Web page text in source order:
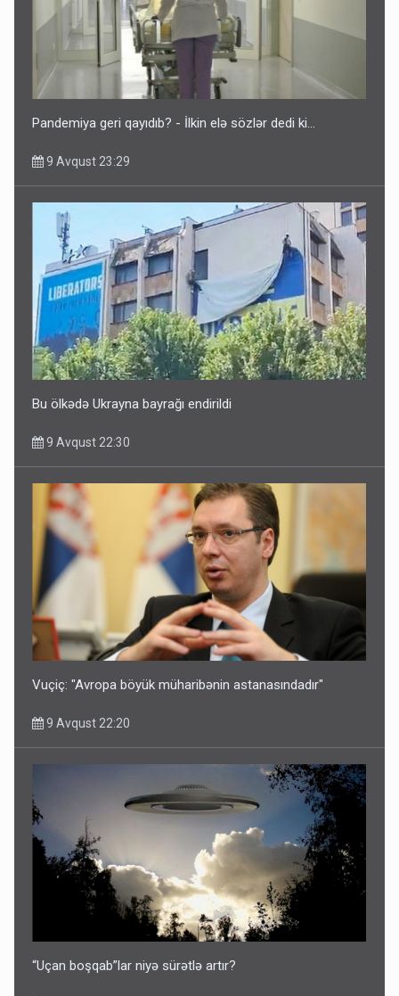
Pandemiya geri qayıdıb? - İlkin elə sözlər dedi ki...
9 Avqust 23:29
Bu ölkədə Ukrayna bayrağı endirildi
9 Avqust 22:30
Vuçiç: "Avropa böyük müharibənin astanasındadır"
9 Avqust 22:20
“Uçan boşqab”lar niyə sürətlə artır?